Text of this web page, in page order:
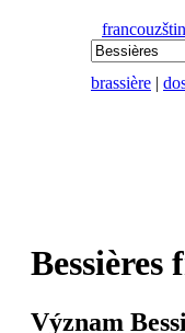
brassière |
Bessières
Význam